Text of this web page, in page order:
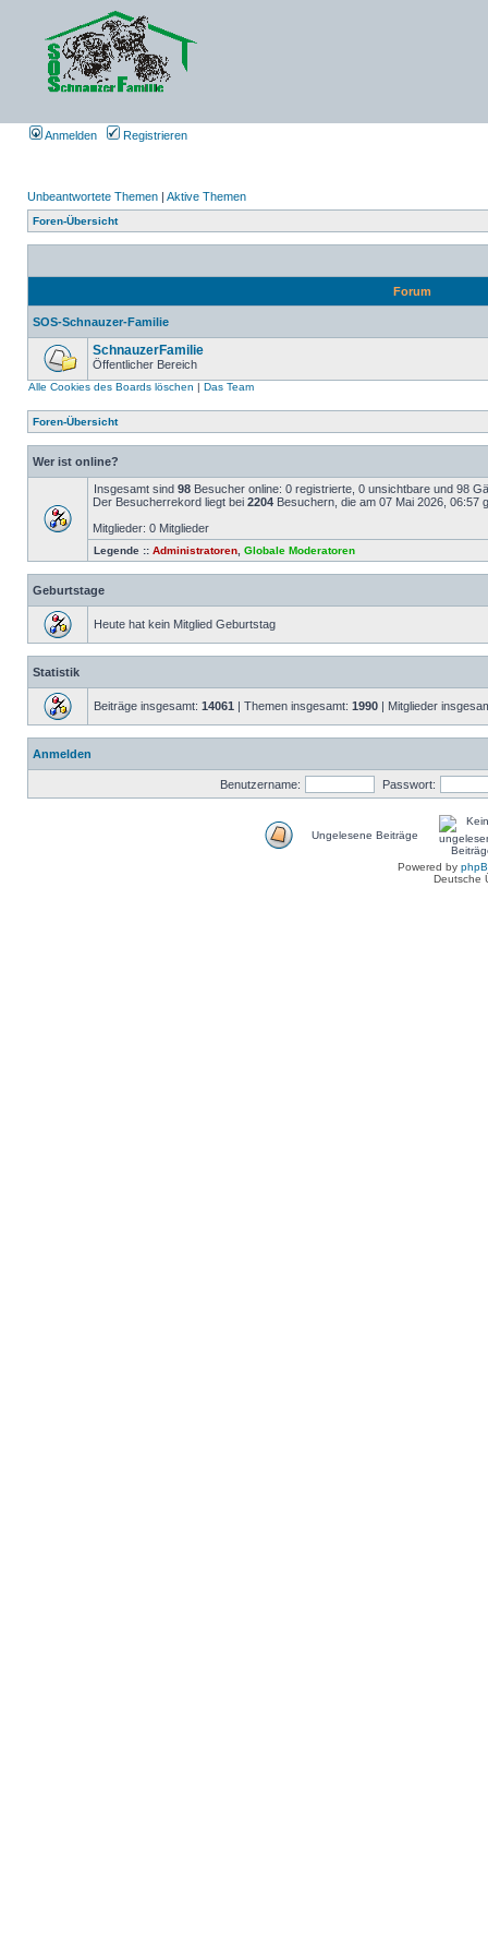
Anmelden Registrieren
Unbeantwortete Themen | Aktive Themen
Foren-Übersicht
Forum
SOS-Schnauzer-Familie
SchnauzerFamilie
Öffentlicher Bereich
Alle Cookies des Boards löschen | Das Team
Foren-Übersicht
Wer ist online?
Insgesamt sind 98 Besucher online: 0 registrierte, 0 unsichtbare und 98
Der Besucherrekord liegt bei 2204 Besuchern, die am 07 Mai 2026, 06:57
Mitglieder: 0 Mitglieder
Legende :: Administratoren Globale Moderatoren
Geburtstage
Heute hat kein Mitglied Geburtstag
Statistik
Beiträge insgesamt: 14061 | Themen insgesamt: 1990 | Mitglieder
Anmelden
Benutzername: Passwort:
Ungelesene Beiträge
Powered by
Deutsche